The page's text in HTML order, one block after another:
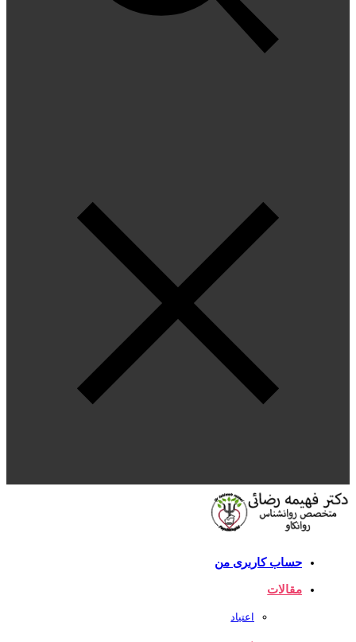
حساب کاربری من
مقالات
اعتیاد